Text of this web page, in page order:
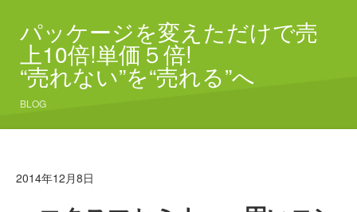
パッケージを変えただけで売
上10倍!単価５倍!
“売れない”を“売れる”へ
BLOG
2014年12月8日